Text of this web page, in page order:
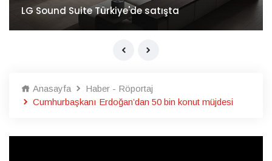
LG Sound Suite Türkiye'de satışta
Anasayfa
Haber - Röportaj
Cumhurbaşkanı Erdoğan’dan 50 bin konut müjdesi